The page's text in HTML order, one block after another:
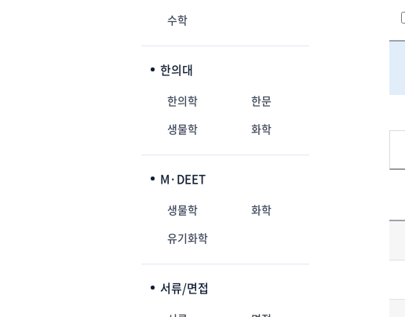
수학
한의대
한의학
한문
생물학
화학
M·DEET
생물학
화학
유기화학
서류/면접